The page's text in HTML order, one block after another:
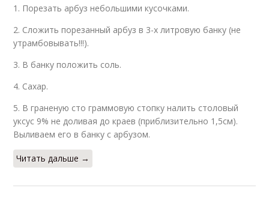
1. Порезать арбуз небольшими кусочками.
2. Сложить порезанный арбуз в 3-х литровую банку (не
утрамбовывать!!!).
3. В банку положить соль.
4. Сахар.
5. В граненую сто граммовую стопку налить столовый
уксус 9% не доливая до краев (приблизительно 1,5см).
Выливаем его в банку с арбузом.
Читать дальше →